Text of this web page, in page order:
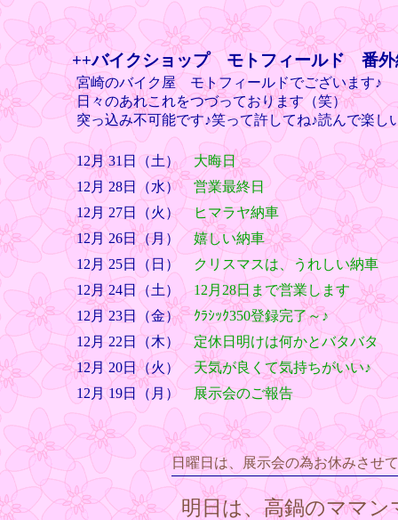
++バイクショップ モトフィールド 番外
宮崎のバイク屋 モトフィールドでございます♪
日々のあれこれをつづっております（笑）
突っ込み不可能です♪笑って許してね♪読んで楽し
12月 31日（土）
大晦日
12月 28日（水）
営業最終日
12月 27日（火）
ヒマラヤ納車
12月 26日（月）
嬉しい納車
12月 25日（日）
クリスマスは、うれしい納車
12月 24日（土）
12月28日まで営業します
12月 23日（金）
ｸﾗｼｯｸ350登録完了～♪
12月 22日（木）
定休日明けは何かとバタバタ
12月 20日（火）
天気が良くて気持ちがいい♪
12月 19日（月）
展示会のご報告
日曜日は、展示会の為お休みさせ
明日は、高鍋のママ